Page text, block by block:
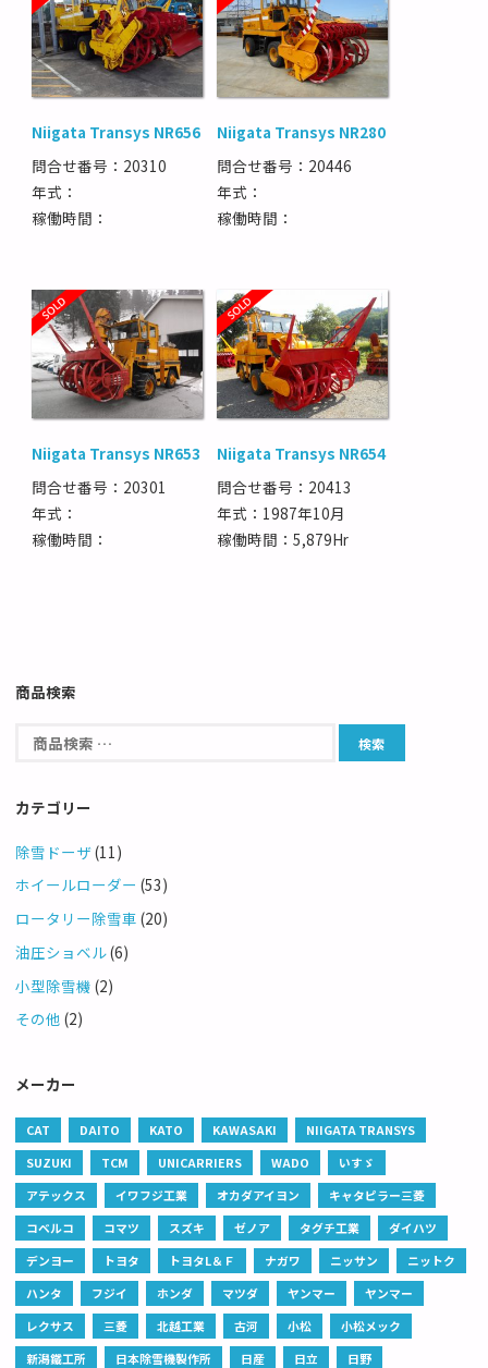
Niigata Transys NR656
問合せ番号：20310
年式：
稼働時間：
Niigata Transys NR280
問合せ番号：20446
年式：
稼働時間：
Niigata Transys NR653
問合せ番号：20301
年式：
稼働時間：
Niigata Transys NR654
問合せ番号：20413
年式：1987年10月
稼働時間：5,879Hr
商品検索
カテゴリー
除雪ドーザ(11)
ホイールローダー (53)
ロータリー除雪車 (20)
油圧ショベル(6)
小型除雪機 (2)
その他 (2)
メーカー
CAT DAITO KATO KAWASAKI
NIIGATA TRANSYS
SUZUKI
TCM UNICARRIERS WADO
いすゞ
アテックス
イワフジ工業 オカダアイヨン
キャタピラー三菱
コベルコ
コマツ スズキ ゼノア タグチ工業
ダイハツ
デンヨー
トヨタ トヨタL＆Ｆ ナガワ ニッサン
ニットク
ハンタ
フジイ ホンダ マツダ ヤンマー
ヤンマー
レクサス
三菱 北越工業 古河 小松
小松メック
新潟鐵工所
日本除雪機製作所 日産 日立
日野